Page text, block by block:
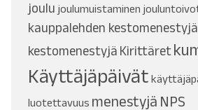
joulu joulumuistaminen
kauppalehden kestomenestyjä
kestomenestyjä Kirittäret
Käyttäjäpäivät
luotettavuus menestyjä NPS